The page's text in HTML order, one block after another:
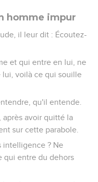
homme impur
il leur dit : Écoutez-
et qui entre en lui, ne
lui, voilà ce qui souille
qu'il entende.
après avoir quitté la
sur cette parabole.
intelligence ? Ne
qui entre du dehors